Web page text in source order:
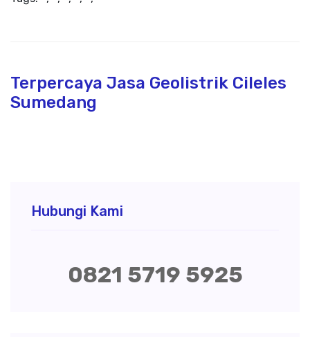
Terpercaya Jasa Geolistrik Cileles
Sumedang
Hubungi Kami
0821 5719 5925